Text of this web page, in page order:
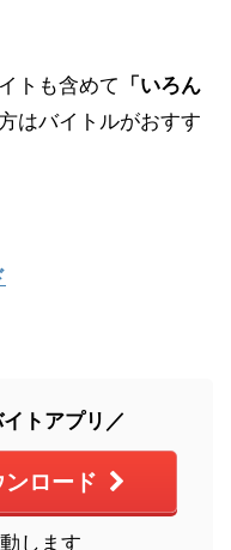
トも含めて
「いろん
はバイトルがおすす
トアプリ／
ロード
します